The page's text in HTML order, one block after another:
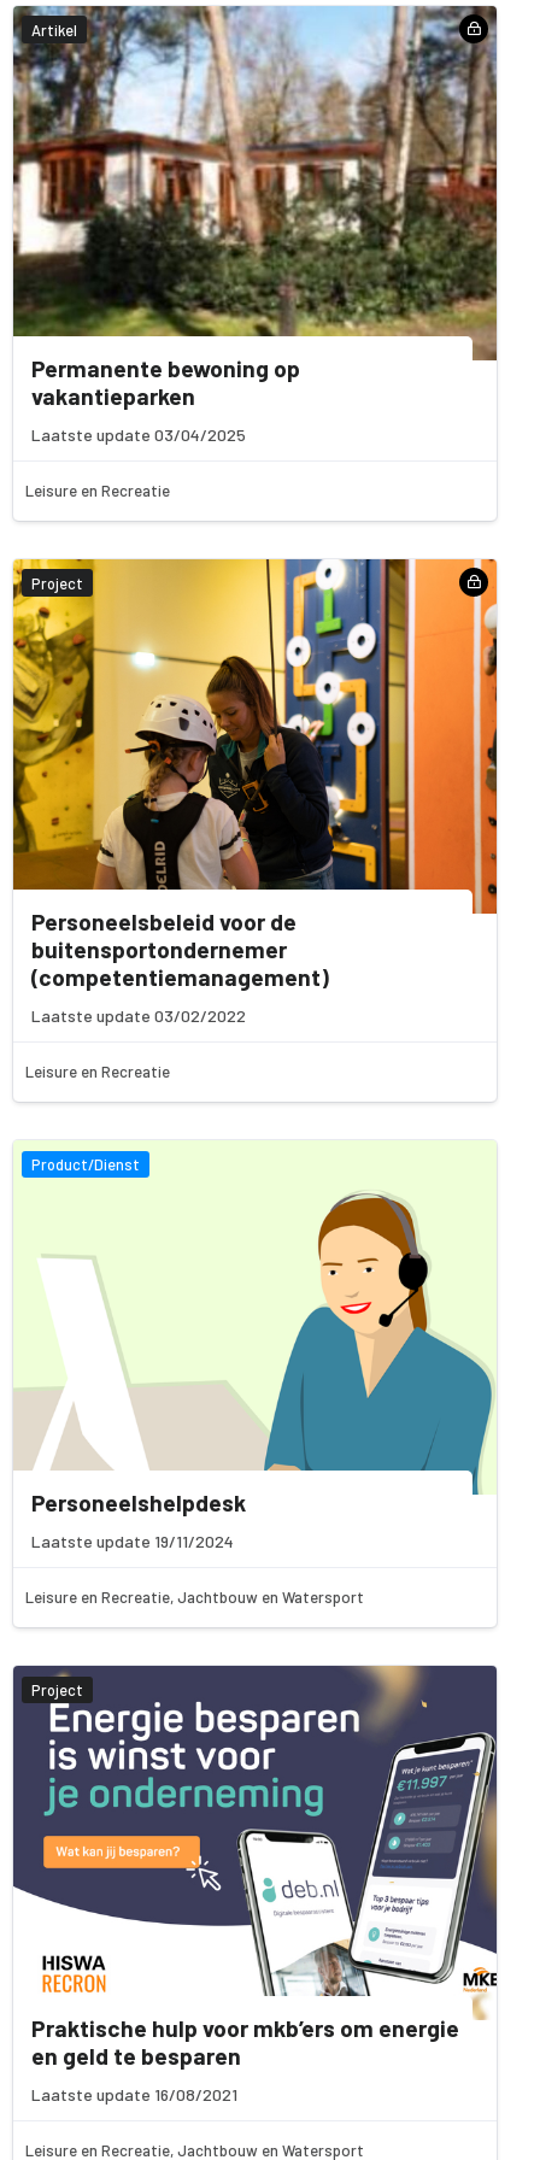
Artikel
Permanente bewoning op
vakantieparken
Laatste update 03/04/2025
Leisure en Recreatie
Project
Personeelsbeleid voor de
buitensportondernemer
(competentiemanagement)
Laatste update 03/02/2022
Leisure en Recreatie
Product/Dienst
Personeelshelpdesk
Laatste update 19/11/2024
Leisure en Recreatie, Jachtbouw en Watersport
Project
Praktische hulp voor mkb’ers om energie
en geld te besparen
Laatste update 16/08/2021
Leisure en Recreatie, Jachtbouw en Watersport